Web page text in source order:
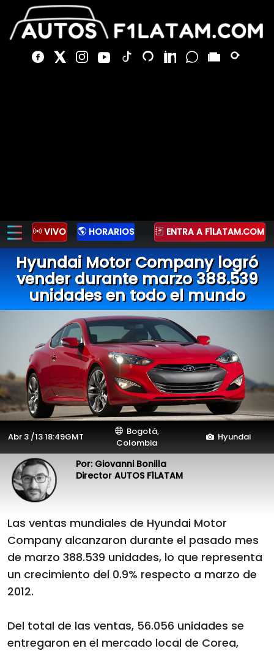
VIVO HORARIOS ENTRA A F1LATAM.COM
Hyundai Motor Company logró
vender durante marzo 388.539
unidades en todo el mundo
Abr 3 /13 18:49GMT
Bogotá,
Colombia
Hyundai
Por: Giovanni Bonilla
Director AUTOS F1LATAM
Las ventas mundiales de Hyundai Motor
Company alcanzaron durante el pasado mes
de marzo 388.539 unidades, lo que representa
un crecimiento del 0.9% respecto a marzo de
2012.
Del total de las ventas, 56.056 unidades se
entregaron en el mercado local de Corea,